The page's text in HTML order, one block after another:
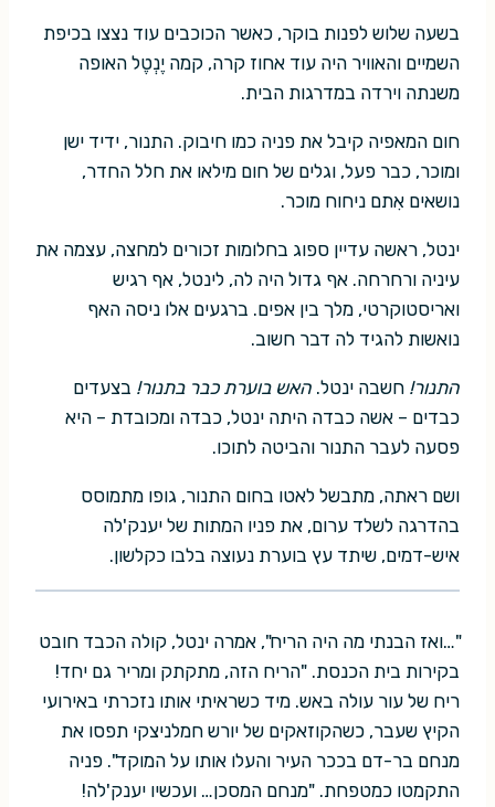
בשעה שלוש לפנות בוקר, כאשר הכוכבים עוד נצצו בכיפת
השמיים והאוויר היה עוד אחוז קרה, קמה יֶנְטֶל האופה
משנתה וירדה במדרגות הבית.
חום המאפיה קיבל את פניה כמו חיבוק. התנור, ידיד ישן
ומוכר, כבר פעל, וגלים של חום מילאו את חלל החדר,
נושאים אִתם ניחוח מוכר.
ינטל, ראשה עדיין ספוג בחלומות זכורים למחצה, עצמה את
עיניה ורחרחה. אף גדול היה לה, לינטל, אף רגיש
ואריסטוקרטי, מלך בין אפים. ברגעים אלו ניסה האף
נואשות להגיד לה דבר חשוב.
התנור! חשבה ינטל. האש בוערת כבר בתנור! בצעדים
כבדים – אשה כבדה היתה ינטל, כבדה ומכובדת – היא
פסעה לעבר התנור והביטה לתוכו.
ושם ראתה, מתבשל לאטו בחום התנור, גופו מתמוסס
בהדרגה לשלד ערום, את פניו המתות של יענק'לה
איש-דמים, שיתד עץ בוערת נעוצה בלבו כקלשון.
"…ואז הבנתי מה היה הריח", אמרה ינטל, קולה הכבד חובט
בקירות בית הכנסת. "הריח הזה, מתקתק ומריר גם יחד!
ריח של עור עולה באש. מיד כשראיתי אותו נזכרתי באירועי
הקיץ שעבר, כשהקוזאקים של יורש חמלניצקי תפסו את
מנחם בר-דם בככר העיר והעלו אותו על המוקד". פניה
התקמטו כמטפחת. "מנחם המסכן… ועכשיו יענק'לה!